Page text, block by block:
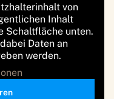
von
Inhalt
Schaltfläche unten.
Daten an
werden.